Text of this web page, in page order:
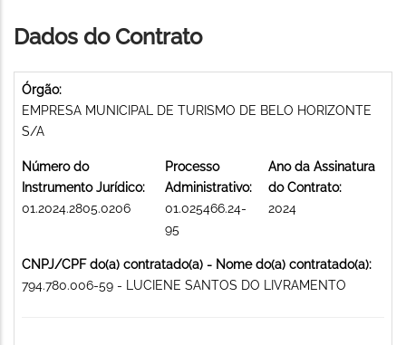
Dados do Contrato
Órgão:
EMPRESA MUNICIPAL DE TURISMO DE BELO HORIZONTE
S/A
Número do
Instrumento Jurídico:
01.2024.2805.0206
Processo
Administrativo:
01.025466.24-
95
Ano da Assinatura
do Contrato:
2024
CNPJ/CPF do(a) contratado(a) - Nome do(a) contratado(a):
794.780.006-59 - LUCIENE SANTOS DO LIVRAMENTO